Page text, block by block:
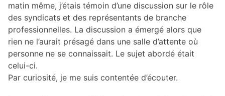
matin même, j’étais témoin d’une discussion sur le rôle
des syndicats et des représentants de branche
professionnelles. La discussion a émergé alors que
rien ne l’aurait présagé dans une salle d’attente où
personne ne se connaissait. Le sujet abordé était
celui-ci.
Par curiosité, je me suis contentée d’écouter.